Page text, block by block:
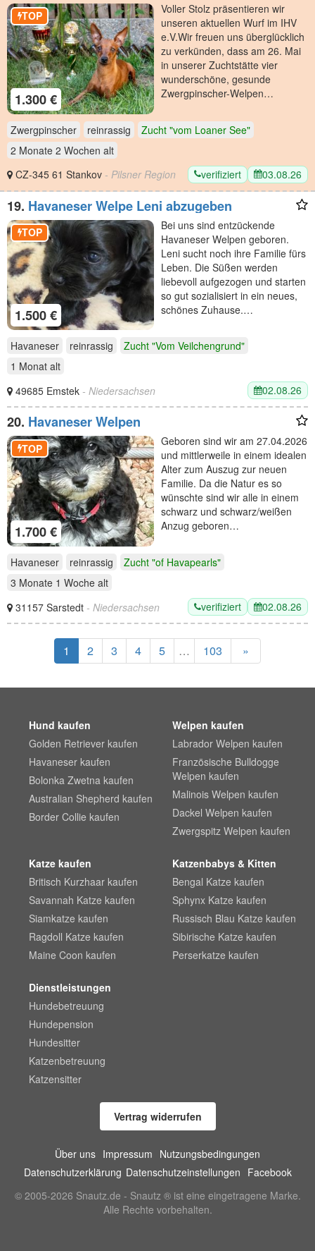
1.300 €
TOP
​Voller Stolz präsentieren wir
unseren aktuellen Wurf im IHV
e.V. ​Wir freuen uns überglücklich
zu verkünden, dass am 26. Mai
in unserer Zuchtstätte vier
wunderschöne, gesunde
Zwergpinscher-Welpen…
Zwergpinscher reinrassig
Zucht "vom Loaner See"
2 Monate 2 Wochen alt
CZ-345 61 Stankov - Pilsner Region verifiziert 03.08.26
19. Havaneser Welpe Leni abzugeben
1.500 €
TOP
Bei uns sind entzückende
Havaneser Welpen geboren.
Leni sucht noch ihre Familie fürs
Leben. Die Süßen werden
liebevoll aufgezogen und starten
so gut sozialisiert in ein neues,
schönes Zuhause.…
Havaneser reinrassig
Zucht "Vom Veilchengrund"
1 Monat alt
49685 Emstek - Niedersachsen 02.08.26
20. Havaneser Welpen
1.700 €
TOP
Geboren sind wir am 27.04.2026
und mittlerweile in einem idealen
Alter zum Auszug zur neuen
Familie. Da die Natur es so
wünschte sind wir alle in einem
schwarz und schwarz/weißen
Anzug geboren…
Havaneser reinrassig
Zucht "of Havapearls"
3 Monate 1 Woche alt
31157 Sarstedt - Niedersachsen verifiziert 02.08.26
1 2 3 4 5 … 103 »
Hund kaufen
Golden Retriever kaufen
Havaneser kaufen
Bolonka Zwetna kaufen
Australian Shepherd kaufen
Border Collie kaufen
Welpen kaufen
Labrador Welpen kaufen
Französische Bulldogge
Welpen kaufen
Malinois Welpen kaufen
Dackel Welpen kaufen
Zwergspitz Welpen kaufen
Katze kaufen
Britisch Kurzhaar kaufen
Savannah Katze kaufen
Siamkatze kaufen
Ragdoll Katze kaufen
Maine Coon kaufen
Katzenbabys & Kitten
Bengal Katze kaufen
Sphynx Katze kaufen
Russisch Blau Katze kaufen
Sibirische Katze kaufen
Perserkatze kaufen
Dienstleistungen
Hundebetreuung
Hundepension
Hundesitter
Katzenbetreuung
Katzensitter
Vertrag widerrufen
Über uns Impressum Nutzungsbedingungen
Datenschutzerklärung Datenschutzeinstellungen Facebook
© 2005-2026 Snautz.de - Snautz ® ist eine eingetragene Marke.
Alle Rechte vorbehalten.